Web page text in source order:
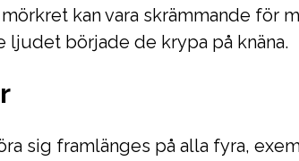
kan vara skrämmande för
ljudet började de krypa på knäna.
sig framlänges på alla fyra,